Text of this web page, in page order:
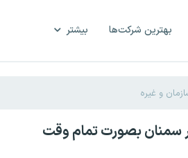
بهترین شرکت‌ها بیشتر
سمنان بصورت تمام وقت